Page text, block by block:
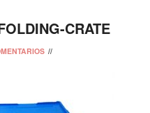
CRATE
//